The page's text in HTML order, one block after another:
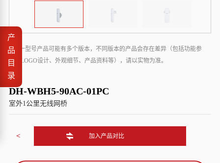
<
* 同一型号产品可能有多个版本，不同版本的产品会存在差异（包括功能参
数、LOGO设计、外观细节、产品资料等），请以实物为准。
DH-WBH5-90AC-01PC
室外1公里无线网桥
加入产品对比
产
品
目
录